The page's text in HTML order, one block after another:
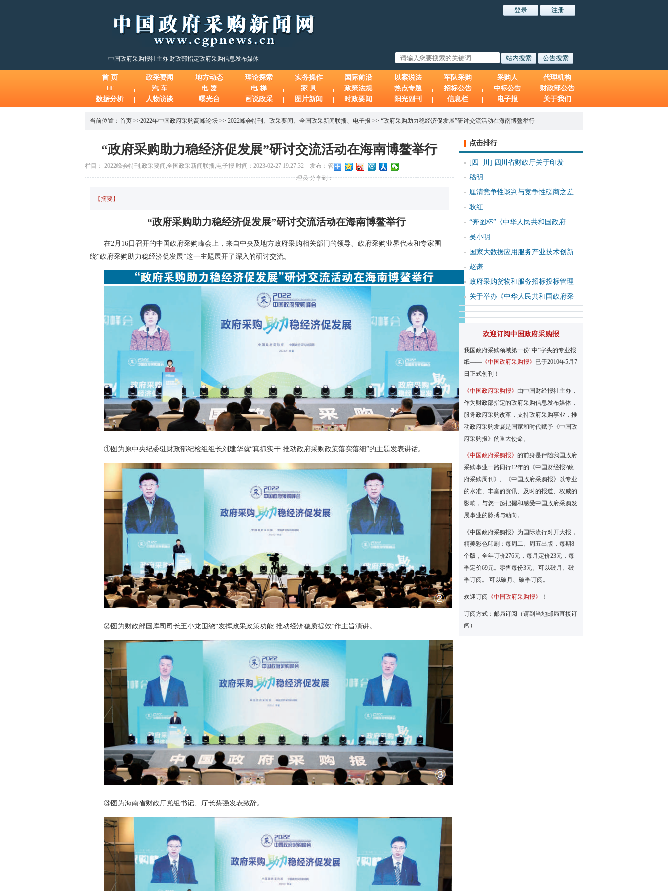
中国政府采购报社主办 财政部指定政府采购信息发布媒体
首 页 政采要闻 地方动态 理论探索 实务操作 国际前沿 以案说法 军队采购 采购人
代理机构
IT
汽 车 电 器 电 梯 家 具 政策法规 热点专题 招标公告 中标公告
财政部公告
数据分析
人物访谈 曝光台 画说政采 图片新闻 时政要闻 阳光副刊 信息栏 电子报 关于我们
当前位置： 首页 >>2022年中国政府采购高峰论坛 >> 2022峰会特刊 、 政采要闻 、 全国政采新闻联播、 电子报 >> “政府采购助力稳经济促发展”研讨交流活动在海南博鳌举行
“政府采购助力稳经济促发展”研讨交流活动在海南博鳌举行
栏目： 2022峰会特刊,政采要闻,全国政采新闻联播,电子报 时间：2023-02-27 19:27:32 发布：管
理员 分享到：
【摘要】
“政府采购助力稳经济促发展”研讨交流活动在海南博鳌举行
在2月16日召开的中国政府采购峰会上，来自中央及地方政府采购相关部门的领导、政府采购业界代表和专家围
绕“政府采购助力稳经济促发展”这一主题展开了深入的研讨交流。
①图为原中央纪委驻财政部纪检组组长刘建华就“真抓实干 推动政府采购政策落实落细”的主题发表讲话。
②图为财政部国库司司长王小龙围绕“发挥政采政策功能 推动经济稳质提效”作主旨演讲。
③图为海南省财政厅党组书记、厅长蔡强发表致辞。
点击排行
[四 川] 四川省财政厅关于印发
嵇明
厘清竞争性谈判与竞争性磋商之差
耿红
“奔图杯”《中华人民共和国政府
吴小明
国家大数据应用服务产业技术创新
赵谦
政府采购货物和服务招标投标管理
关于举办《中华人民共和国政府采
欢迎订阅中国政府采购报
我国政府采购领域第一份“中”字头的专业报
纸—— 《中国政府采购报》 已于2010年5月7
日正式创刊！
《中国政府采购报》 由中国财经报社主办，
作为财政部指定的政府采购信息发布媒体，
服务政府采购改革，支持政府采购事业，推
动政府采购发展是国家和时代赋予《中国政
府采购报》的重大使命。
《中国政府采购报》 的前身是伴随我国政府
采购事业一路同行12年的《中国财经报?政
府采购周刊》。《中国政府采购报》以专业
的水准、丰富的资讯、及时的报道、权威的
影响，与您一起把握和感受中国政府采购发
展事业的脉搏与动向。
《中国政府采购报》为国际流行对开大报，
精美彩色印刷；每周二、周五出版，每期8
个版，全年订价276元，每月定价23元，每
季定价69元。零售每份3元。可以破月、破
季订阅。 可以破月、破季订阅。
欢迎订阅 《中国政府采购报》 ！
订阅方式：邮局订阅（请到当地邮局直接订
阅）